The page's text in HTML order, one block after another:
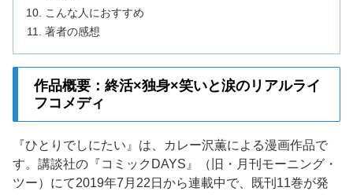
こんな人におすすめ
著者の感想
作品概要：終活×独身×笑いと涙のリアルライ
フコメディ
『ひとりでしにたい』は、カレー沢薫による漫画作品で
す。講談社の『コミックDAYS』（旧・月刊モーニング・
ツー）にて2019年7月22日から連載中で、既刊11巻が発